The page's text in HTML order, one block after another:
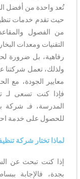
تُعد واحدة من أفضل
حيث تقدم خدمات
من الفصول
التقنيات ومعدات
رفاهية، بل ضرورة
ولذلك، تعمل شركتنا
معايير الجودة، مع
فإذا كنت تسعى لـ
المدرسة، فـ شركة
للحصول على خدمة
لماذا تختار شركة
إذا كنت تبحث عن
بجدة، فالإجابة